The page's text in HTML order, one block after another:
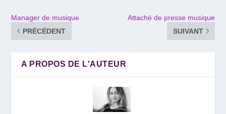
Manager de musique
PRÉCÉDENT
Attaché de presse musique
SUIVANT
A PROPOS DE L'AUTEUR